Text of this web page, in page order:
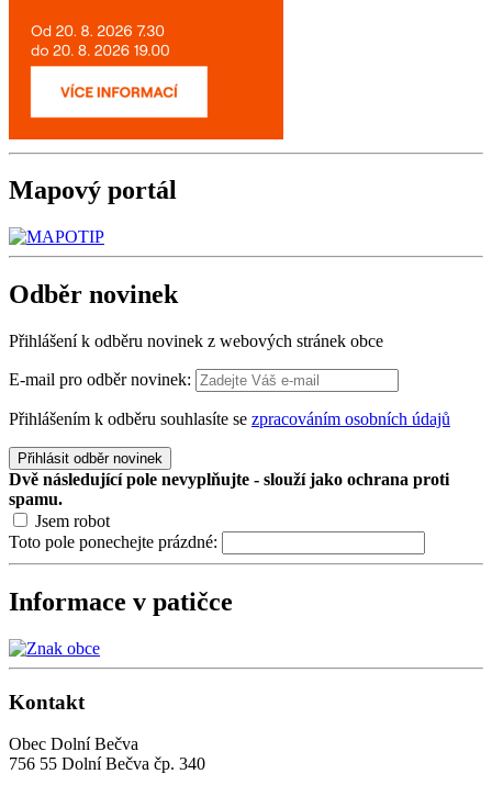
Mapový portál
Odběr novinek
Přihlášení k odběru novinek z webových stránek obce
E-mail pro odběr novinek:
Přihlášením k odběru souhlasíte se zpracováním osobních údajů
Přihlásit odběr novinek
Dvě následující pole nevyplňujte - slouží jako ochrana proti
spamu.
Jsem robot
Toto pole ponechejte prázdné:
Informace v patičce
Kontakt
Obec Dolní Bečva
756 55 Dolní Bečva čp. 340